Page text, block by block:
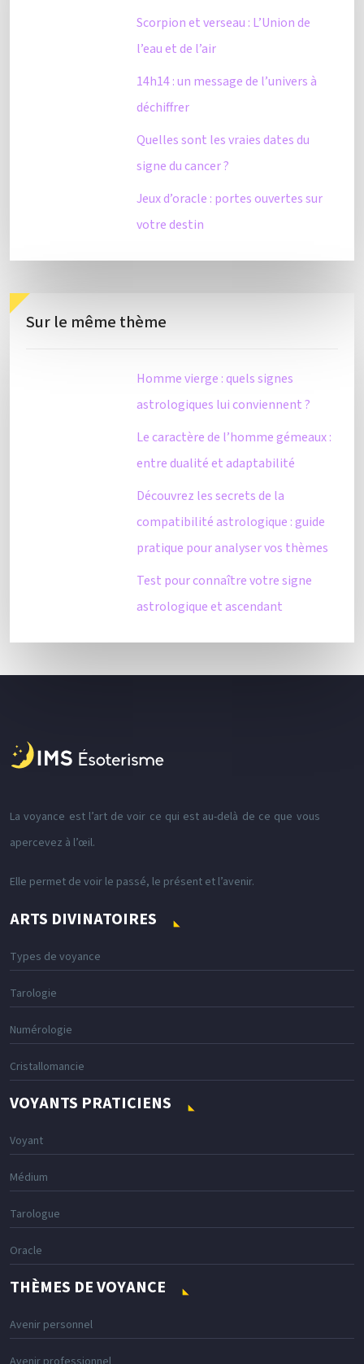
Scorpion et verseau : L’Union de
l’eau et de l’air
14h14 : un message de l’univers à
déchiffrer
Quelles sont les vraies dates du
signe du cancer ?
Jeux d’oracle : portes ouvertes sur
votre destin
Sur le même thème
Homme vierge : quels signes
astrologiques lui conviennent ?
Le caractère de l’homme gémeaux :
entre dualité et adaptabilité
Découvrez les secrets de la
compatibilité astrologique : guide
pratique pour analyser vos thèmes
Test pour connaître votre signe
astrologique et ascendant
La voyance est l’art de voir ce qui est au-delà de ce que vous
apercevez à l’œil.
Elle permet de voir le passé, le présent et l’avenir.
ARTS DIVINATOIRES
Types de voyance
Tarologie
Numérologie
Cristallomancie
VOYANTS PRATICIENS
Voyant
Médium
Tarologue
Oracle
THÈMES DE VOYANCE
Avenir personnel